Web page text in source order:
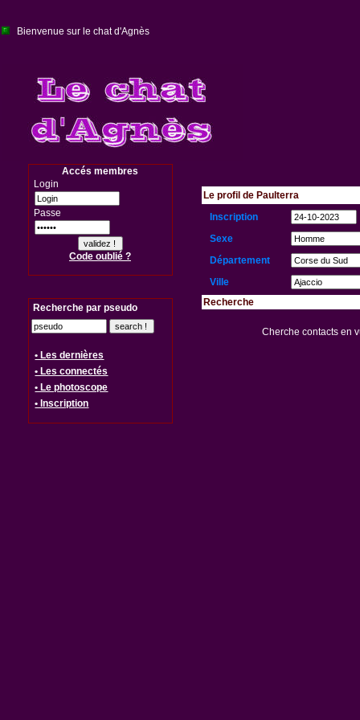
Bienvenue sur le chat d'Agnès
Accés membres
Login
Passe
Code oublié ?
Recherche par pseudo
• Les dernières
• Les connectés
• Le photoscope
• Inscription
Le profil de Paulterra
Inscription
Sexe
Département
Ville
Recherche
Cherche contacts en